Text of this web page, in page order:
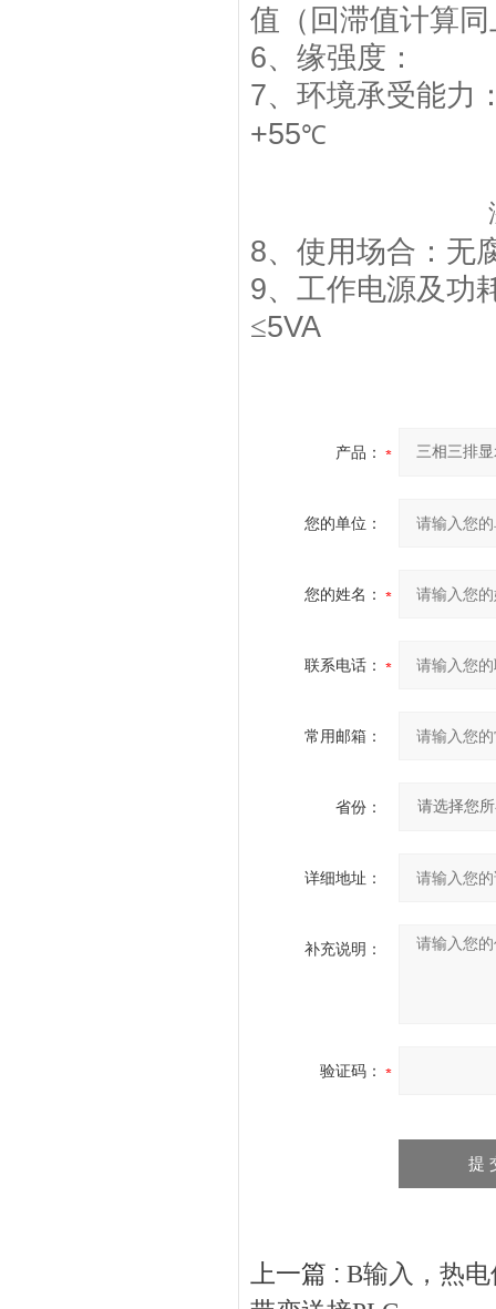
值（回滞值计算
6、 缘强度：
7、 环境承受能力
+55℃
8、 使用场合：无
9、 工作电源及功
≤5VA
产品：
您的单位：
您的姓名：
联系电话：
常用邮箱：
省份：
详细地址：
补充说明：
验证码：
上一篇 : B输入，热